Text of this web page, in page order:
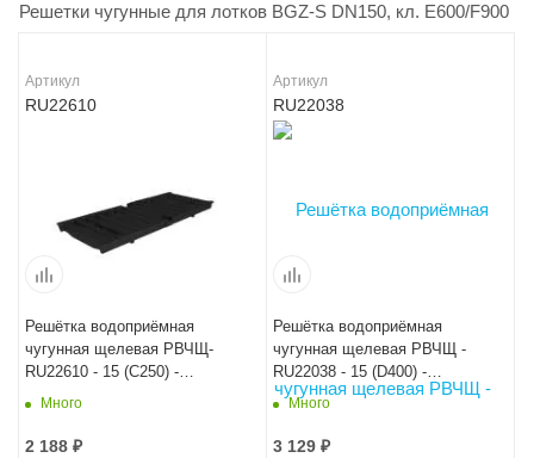
Решетки чугунные для лотков BGZ-S DN150, кл. E600/F900
Артикул
RU22610
Решётка водоприёмная
чугунная щелевая РВЧЩ-
RU22610 - 15 (C250) -
50x19,7x2,5 - 1,8/17
Много
2 188 ₽
Артикул
RU22038
Решётка водоприёмная
чугунная щелевая РВЧЩ -
RU22038 - 15 (D400) -
50х19,7х2,5 - 1,8/17
Много
3 129 ₽